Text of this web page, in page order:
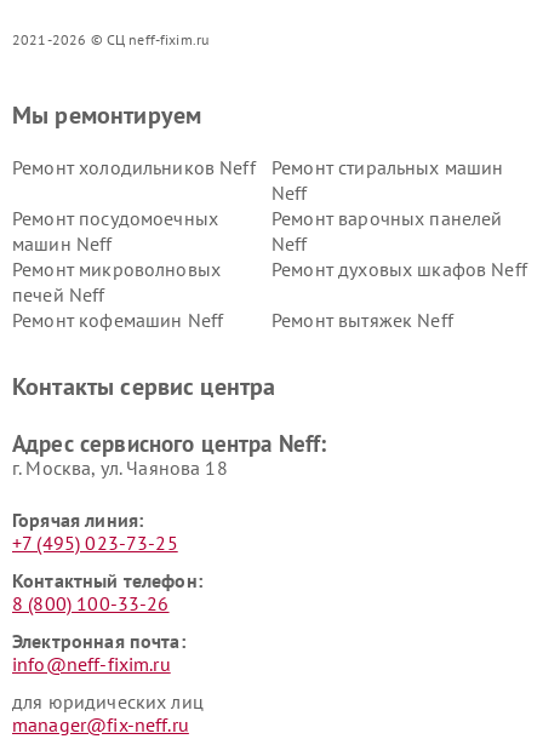
2021-2026 © СЦ neff-fixim.ru
Мы ремонтируем
Ремонт холодильников Neff
Ремонт стиральных машин
Neff
Ремонт посудомоечных
машин Neff
Ремонт варочных панелей
Neff
Ремонт микроволновых
печей Neff
Ремонт духовых шкафов Neff
Ремонт кофемашин Neff Ремонт вытяжек Neff
Контакты сервис центра
Адрес сервисного центра Neff:
г. Москва, ул. Чаянова 18
Горячая линия:
+7 (495) 023-73-25
Контактный телефон:
8 (800) 100-33-26
Электронная почта:
info@neff-fixim.ru
для юридических лиц
manager@fix-neff.ru